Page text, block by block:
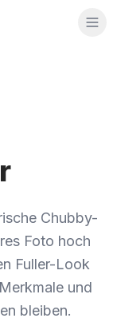
Chubby-
Foto hoch
Fuller-Look
und
bleiben.